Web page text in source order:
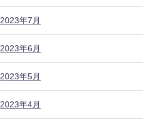
2023年7月
2023年6月
2023年5月
2023年4月